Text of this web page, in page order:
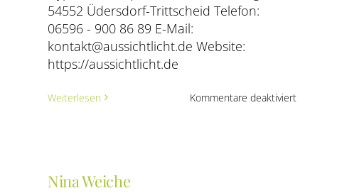
54552 Üdersdorf-Trittscheid Telefon:
06596 - 900 86 89 E-Mail:
kontakt@aussichtlicht.de Website:
https://aussichtlicht.de
Weiterlesen Kommentare deaktiviertfür
Nina Weiche